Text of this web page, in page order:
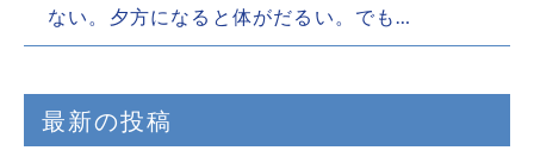
ない。夕方になると体がだるい。でも…
最新の投稿